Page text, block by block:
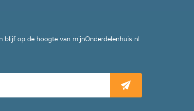
blijf op de hoogte van mijnOnderdelenhuis.nl